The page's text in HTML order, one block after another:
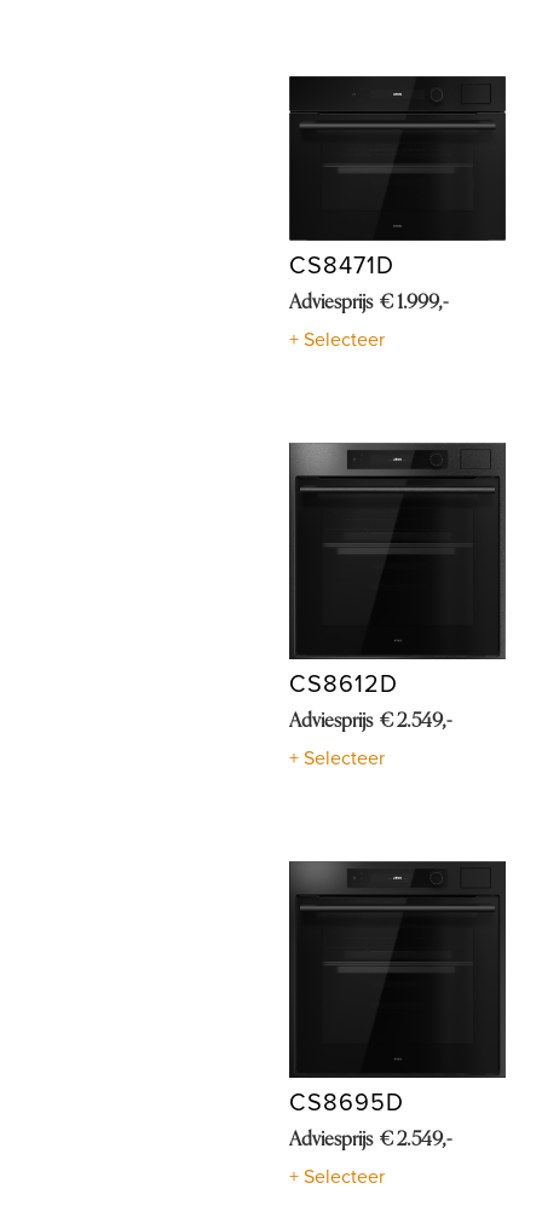
CS8471D
Adviesprijs € 1.999,-
+ Selecteer
CS8612D
Adviesprijs € 2.549,-
+ Selecteer
CS8695D
Adviesprijs € 2.549,-
+ Selecteer